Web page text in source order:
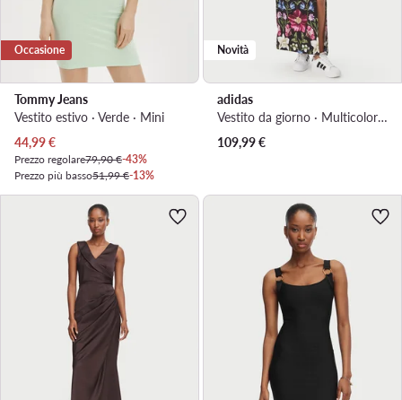
Occasione
Tommy Jeans
Vestito estivo · Verde · Mini
Prezzo attuale
44,99€
Prezzo regolare79,90 €-43%
Prezzo più basso51,99 €-13%
Novità
adidas
Vestito da giorno · Multicolore · Maxi
109,99€